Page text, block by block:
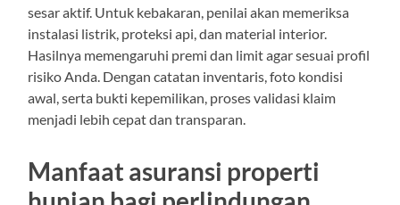
sesar aktif. Untuk kebakaran, penilai akan memeriksa
instalasi listrik, proteksi api, dan material interior.
Hasilnya memengaruhi premi dan limit agar sesuai profil
risiko Anda. Dengan catatan inventaris, foto kondisi
awal, serta bukti kepemilikan, proses validasi klaim
menjadi lebih cepat dan transparan.
Manfaat asuransi properti